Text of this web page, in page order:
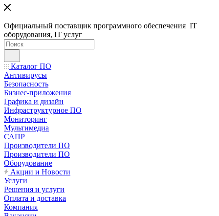
Официальный поставщик программного обеспечения IT
оборудования, IT услуг
Каталог ПО
Антивирусы
Безопасность
Бизнес-приложения
Графика и дизайн
Инфраструктурное ПО
Мониторинг
Мультимедиа
САПР
Производители ПО
Производители ПО
Оборудование
Акции и Новости
Услуги
Решения и услуги
Оплата и доставка
Компания